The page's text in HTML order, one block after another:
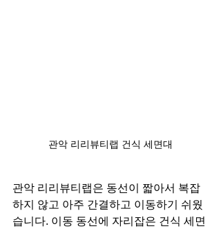
관악 리리뷰티랩 건식 세면대
관악 리리뷰티랩은 동선이 짧아서 복잡
하지 않고 아주 간결하고 이동하기 쉬웠
습니다. 이동 동선에 자리잡은 건식 세면